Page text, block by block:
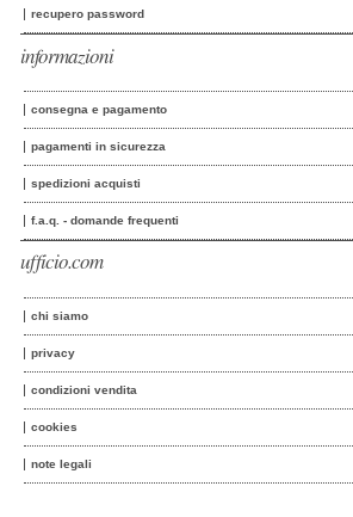
recupero password
informazioni
consegna e pagamento
pagamenti in sicurezza
spedizioni acquisti
f.a.q. - domande frequenti
ufficio.com
chi siamo
privacy
condizioni vendita
cookies
note legali